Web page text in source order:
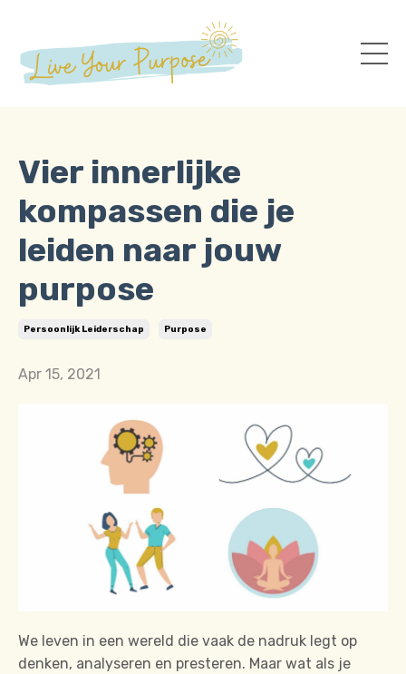
Vier innerlijke
kompassen die je
leiden naar jouw
purpose
Persoonlijk Leiderschap Purpose
Apr 15, 2021
We leven in een wereld die vaak de nadruk legt op
denken, analyseren en presteren. Maar wat als je